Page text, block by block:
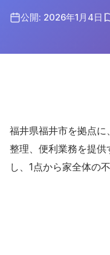
公開: 2026年1月4日
福井県福井市を拠点
整理、便利業務を提
し、1点から家全体の